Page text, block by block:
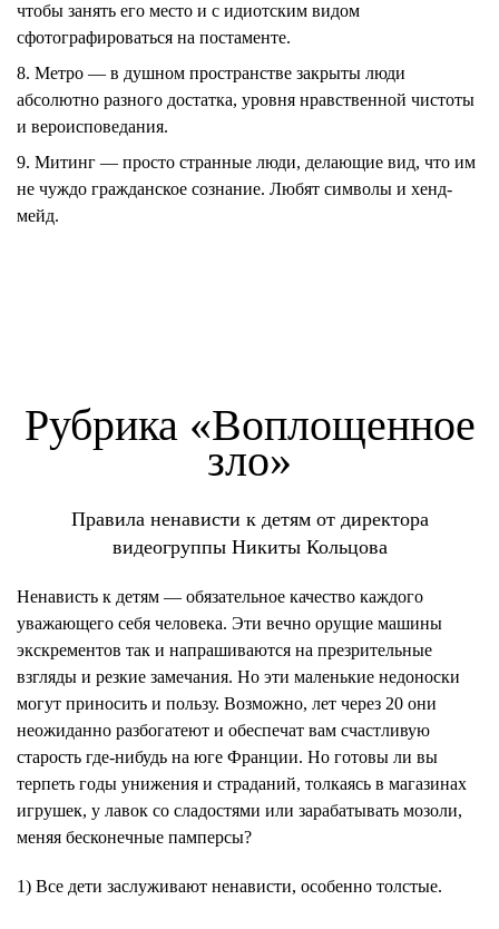
чтобы занять его место и с идиотским видом
сфотографироваться на постаменте.
8. Метро — в душном пространстве закрыты люди
абсолютно разного достатка, уровня нравственной чистоты
и вероисповедания.
9. Митинг — просто странные люди, делающие вид, что им
не чуждо гражданское сознание. Любят символы и хенд-
мейд.
Рубрика «Воплощенное
зло»
Правила ненависти к детям от директора
видеогруппы Никиты Кольцова
Ненависть к детям — обязательное качество каждого
уважающего себя человека. Эти вечно орущие машины
экскрементов так и напрашиваются на презрительные
взгляды и резкие замечания. Но эти маленькие недоноски
могут приносить и пользу. Возможно, лет через 20 они
неожиданно разбогатеют и обеспечат вам счастливую
старость где-нибудь на юге Франции. Но готовы ли вы
терпеть годы унижения и страданий, толкаясь в магазинах
игрушек, у лавок со сладостями или зарабатывать мозоли,
меняя бесконечные памперсы?
1) Все дети заслуживают ненависти, особенно толстые.